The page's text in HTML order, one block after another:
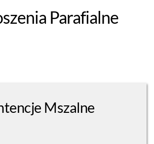
Parafialne
Mszalne